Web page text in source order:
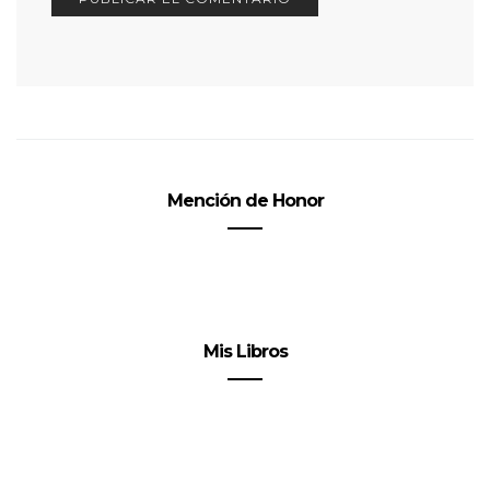
Mención de Honor
Mis Libros